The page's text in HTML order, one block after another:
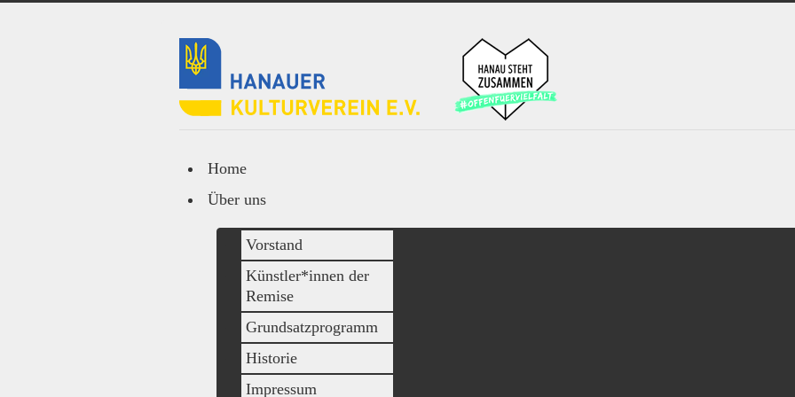
Home
Über uns
Vorstand
Künstler*innen der
Remise
Grundsatzprogramm
Historie
Impressum